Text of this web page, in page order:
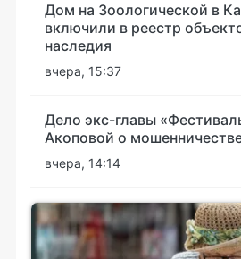
Дом на Зоологической в
включили в реестр
наследия
вчера, 15:37
Дело экс-главы
Акоповой о
вчера, 14:14